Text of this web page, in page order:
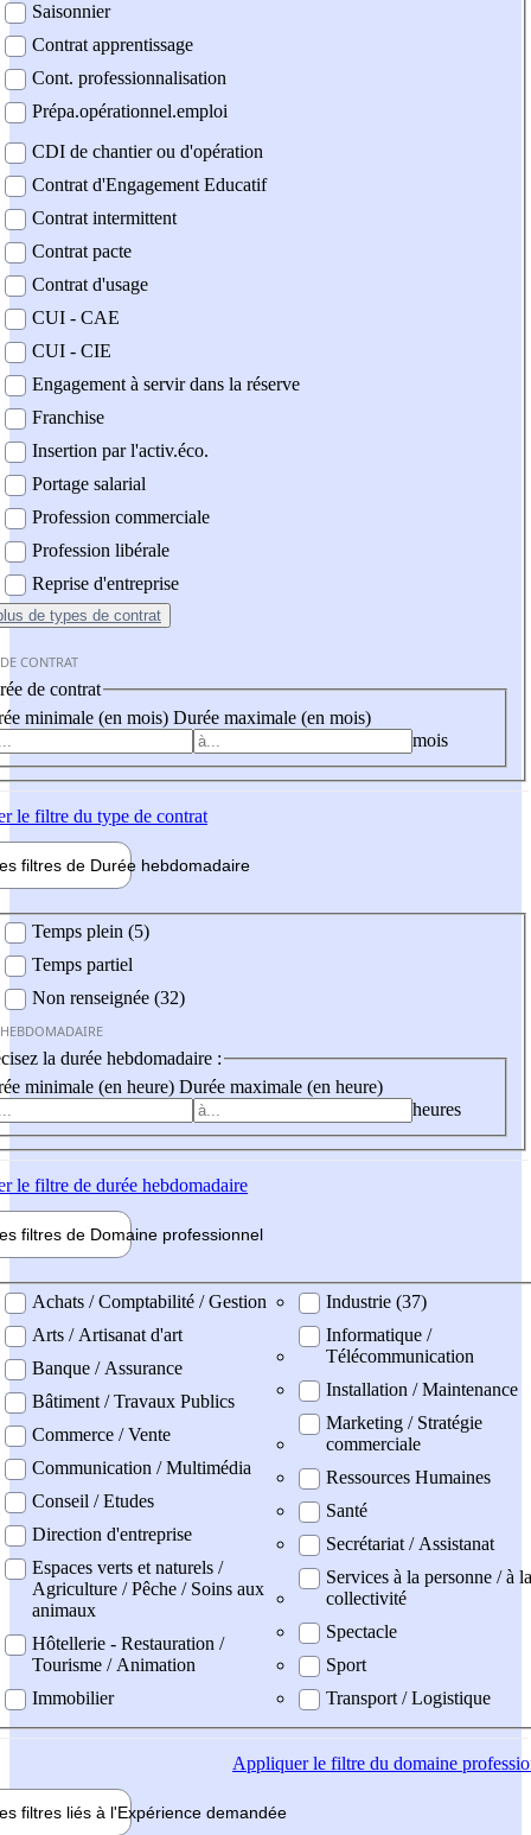
Saisonnier
Contrat apprentissage
Cont. professionnalisation
Prépa.opérationnel.emploi
CDI de chantier ou d'opération
Contrat d'Engagement Educatif
Contrat intermittent
Contrat pacte
Contrat d'usage
CUI - CAE
CUI - CIE
Engagement à servir dans la réserve
Franchise
Insertion par l'activ.éco.
Portage salarial
Profession commerciale
Profession libérale
Reprise d'entreprise
de types de contrat
CONTRAT
de contrat
minimale (en mois) Durée maximale (en mois)
mois
le filtre du type de contrat
filtres de Durée hebdomadaire
Temps plein (5)
Temps partiel
Non renseignée (32)
la durée hebdomadaire :
minimale (en heure) Durée maximale (en heure)
heures
le filtre de durée hebdomadaire
filtres de Domaine professionnel
professionel
Achats / Comptabilité / Gestion
Arts / Artisanat d'art
Banque / Assurance
Bâtiment / Travaux Publics
Commerce / Vente
Communication / Multimédia
Conseil / Etudes
Direction d'entreprise
Espaces verts et naturels /
Agriculture / Pêche / Soins aux
animaux
Hôtellerie - Restauration /
Tourisme / Animation
Immobilier
Industrie (37)
Informatique /
Télécommunication
Installation / Maintenance
Marketing / Stratégie
commerciale
Ressources Humaines
Santé
Secrétariat / Assistanat
Services à la personne / à la
collectivité
Spectacle
Sport
Transport / Logistique
Appliquerle filtre du domaine
filtres liés à l'Expérience demandée